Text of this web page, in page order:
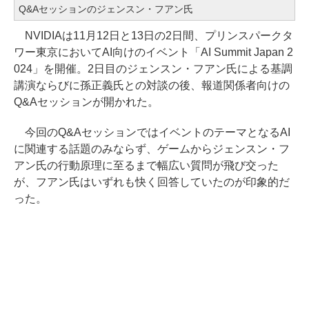
Q&Aセッションのジェンスン・フアン氏
NVIDIAは11月12日と13日の2日間、プリンスパークタ
ワー東京においてAI向けのイベント「AI Summit Japan 2
024」を開催。2日目のジェンスン・フアン氏による基調
講演ならびに孫正義氏との対談の後、報道関係者向けの
Q&Aセッションが開かれた。
今回のQ&AセッションではイベントのテーマとなるAI
に関連する話題のみならず、ゲームからジェンスン・フ
アン氏の行動原理に至るまで幅広い質問が飛び交った
が、フアン氏はいずれも快く回答していたのが印象的だ
った。